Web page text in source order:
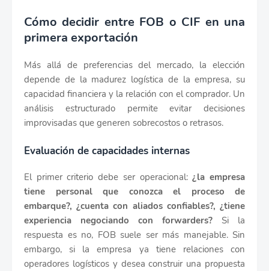
Cómo decidir entre FOB o CIF en una
primera exportación
Más allá de preferencias del mercado, la elección
depende de la madurez logística de la empresa, su
capacidad financiera y la relación con el comprador. Un
análisis estructurado permite evitar decisiones
improvisadas que generen sobrecostos o retrasos.
Evaluación de capacidades internas
El primer criterio debe ser operacional:¿la empresa
tiene personal que conozca el proceso de
embarque?, ¿cuenta con aliados confiables?, ¿tiene
experiencia negociando con forwarders? Si la
respuesta es no, FOB suele ser más manejable. Sin
embargo, si la empresa ya tiene relaciones con
operadores logísticos y desea construir una propuesta